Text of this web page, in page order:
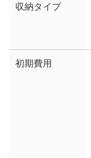
収納タイプ
初期費用